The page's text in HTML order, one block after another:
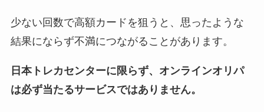
少ない回数で高額カードを狙うと、思ったような
結果にならず不満につながることがあります。
日本トレカセンターに限らず、オンラインオリパ
は必ず当たるサービスではありません。